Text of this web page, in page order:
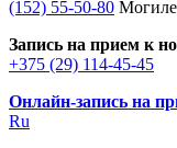
(152) 55-50-80
Запись на прием к
+375 (29) 114-45-45
Онлайн-запись на
Ru